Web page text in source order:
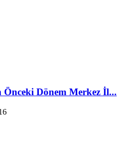
Dönem Merkez İl...